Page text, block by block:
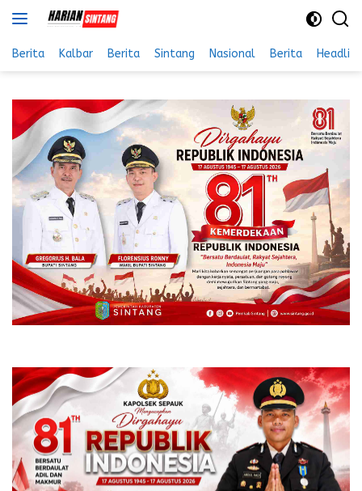
Langsung
ke
konten
Berita Kalbar Berita Sintang Nasional Berita Headline